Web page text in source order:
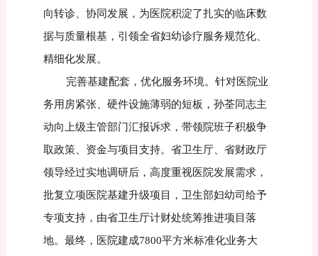
向转诊、协同发展，为医院积淀了扎实的临床数
据与质量根基，引领全省妇幼诊疗服务规范化、
精细化发展。
完善基建配套，优化服务环境。针对医院业
务用房紧张、硬件设施薄弱的短板，孙荃同志主
动向上级主管部门汇报诉求，带领院班子积极争
取政策、资金与项目支持。省卫生厅、省财政厅
领导经过实地调研后，高度重视医院发展需求，
批复立项医院基建升级项目，卫生部妇幼司给予
专项支持，由省卫生厅计财处统筹推进项目落
地。最终，医院建成7800平方米标准化业务大